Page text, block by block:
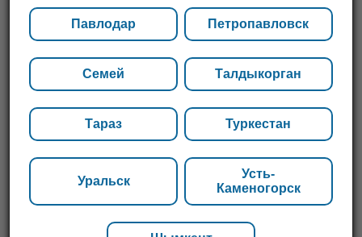
возможных вариантов.
Павлодар Петропавловск
Семей Талдыкорган
Тараз Туркестан
Уральск
Усть-
Каменогорск